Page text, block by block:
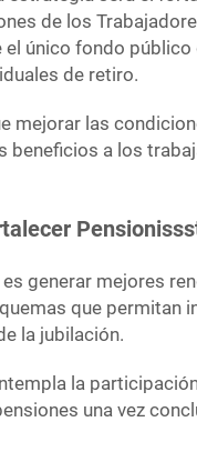
de los
único fondo
de retiro.
mejorar las
beneficios a los
generar mejores
que permitan
la jubilación.
la
una vez